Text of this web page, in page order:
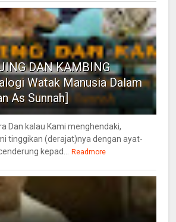
DAN KAMBING
Watak Manusia Dalam
As Sunnah]
Dan kalau Kami menghendaki,
tinggikan (derajat)nya dengan ayat-
kepad... Readmore